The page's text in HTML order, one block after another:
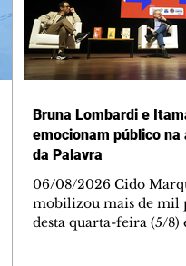
Bruna Lombardi e
emocionam público na
da Palavra
06/08/2026 Cido
mobilizou mais de mil
desta quarta-feira (5/